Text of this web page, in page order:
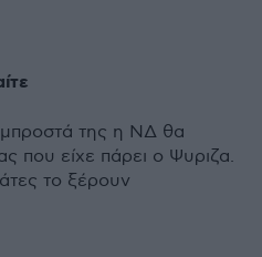
μπροστά της η ΝΔ θα
που είχε πάρει ο Ψυριζα.
το ξέρουν